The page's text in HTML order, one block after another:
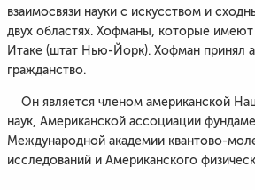
взаимосвязи науки с искусством и
двух областях. Хофманы, которые
Итаке (штат Нью-Йорк). Хофман принял
гражданство.
Он является членом американской
наук, Американской ассоциации
Международной академии квантово-
исследований и Американского